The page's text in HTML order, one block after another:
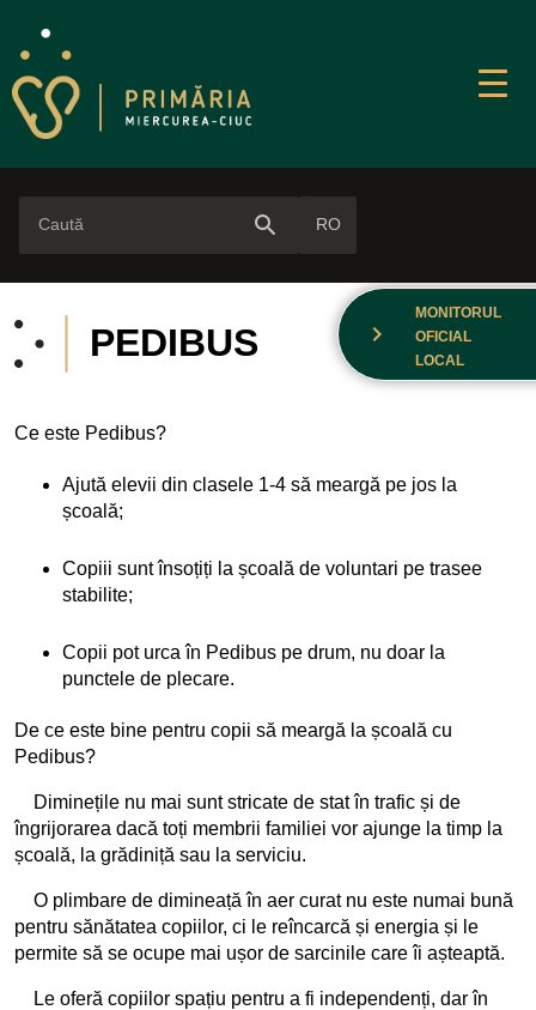
search RO
chevron_right
MONITORUL
OFICIAL
LOCAL
PEDIBUS
Ce este Pedibus?
Ajută elevii din clasele 1-4 să meargă pe jos la
școală;
Copiii sunt însoțiți la școală de voluntari pe trasee
stabilite;
Copii pot urca în Pedibus pe drum, nu doar la
punctele de plecare.
De ce este bine pentru copii să meargă la școală cu
Pedibus?
Diminețile nu mai sunt stricate de stat în trafic și de
îngrijorarea dacă toți membrii familiei vor ajunge la timp la
școală, la grădiniță sau la serviciu.
O plimbare de dimineață în aer curat nu este numai bună
pentru sănătatea copiilor, ci le reîncarcă și energia și le
permite să se ocupe mai ușor de sarcinile care îi așteaptă.
Le oferă copiilor spațiu pentru a fi independenți, dar în